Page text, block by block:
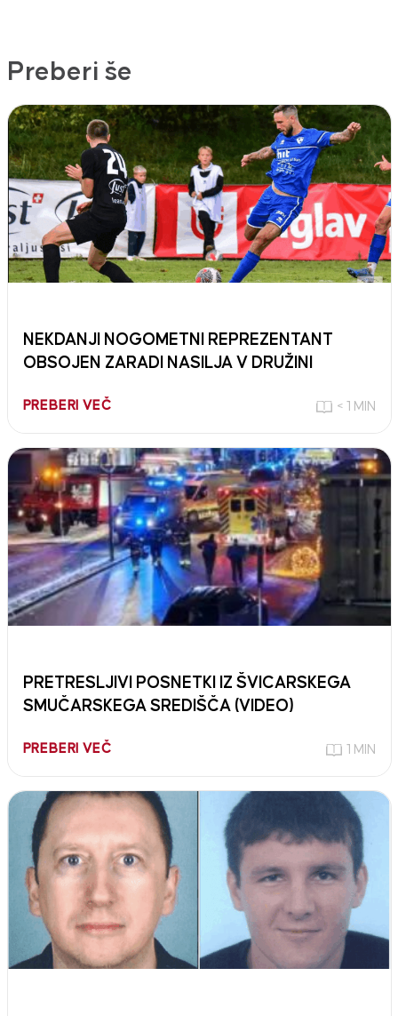
Preberi še
NEKDANJI NOGOMETNI REPREZENTANT
OBSOJEN ZARADI NASILJA V DRUŽINI
PREBERI VEČ < 1 MIN
PRETRESLJIVI POSNETKI IZ ŠVICARSKEGA
SMUČARSKEGA SREDIŠČA (VIDEO)
PREBERI VEČ 1 MIN